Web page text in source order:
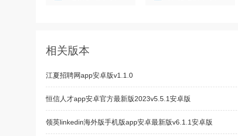
相关版本
江夏招聘网app安卓版v1.1.0
恒信人才app安卓官方最新版2023v5.5.1安卓版
领英linkedin海外版手机版app安卓最新版v6.1.1安卓版